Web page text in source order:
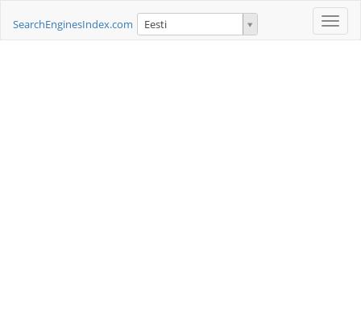
Toggle
SearchEnginesIndex.com Eesti